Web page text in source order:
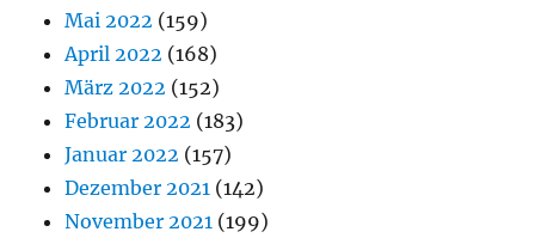
Mai 2022 (159)
April 2022 (168)
März 2022 (152)
Februar 2022 (183)
Januar 2022 (157)
Dezember 2021 (142)
November 2021 (199)